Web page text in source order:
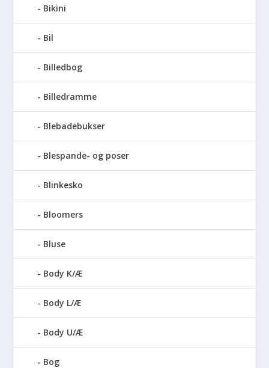
Bikini
Bil
Billedbog
Billedramme
Blebadebukser
Blespande- og poser
Blinkesko
Bloomers
Bluse
Body K/Æ
Body L/Æ
Body U/Æ
Bog